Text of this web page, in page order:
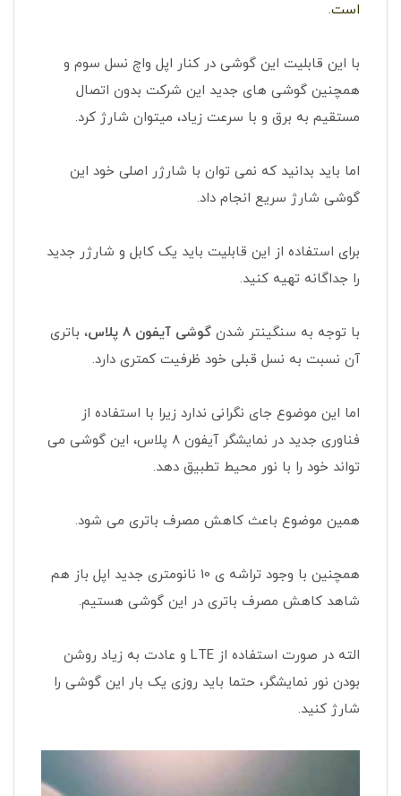
است.
با این قابلیت این گوشی در کنار اپل واچ نسل سوم و
همچنین گوشی های جدید این شرکت بدون اتصال
مستقیم به برق و با سرعت زیاد، میتوان شارژ کرد.
اما باید بدانید که نمی توان با شارژر اصلی خود این
گوشی شارژ سریع انجام داد.
برای استفاده از این قابلیت باید یک کابل و شارژر جدید
را جداگانه تهیه کنید.
با توجه به سنگینتر شدن گوشی آیفون 8 پلاس
، باتری
آن نسبت به نسل قبلی خود ظرفیت کمتری دارد.
اما این موضوع جای نگرانی ندارد زیرا با استفاده از
فناوری جدید در نمایشگر آیفون 8 پلاس، این گوشی می
تواند خود را با نور محیط تطبیق دهد.
همین موضوع باعث کاهش مصرف باتری می شود.
همچنین با وجود تراشه ی 10 نانومتری جدید اپل باز هم
شاهد کاهش مصرف باتری در این گوشی هستیم.
الته در صورت استفاده از LTE و عادت به زیاد روشن
بودن نور نمایشگر، حتما باید روزی یک بار این گوشی را
شارژ کنید.